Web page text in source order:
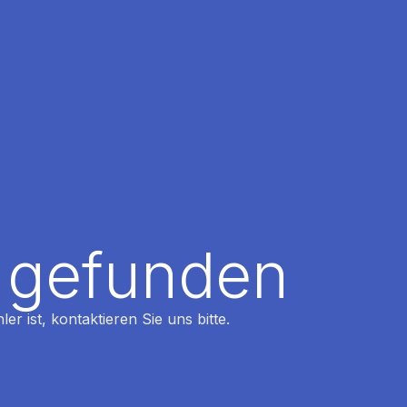
ist, kontaktieren Sie uns bitte.